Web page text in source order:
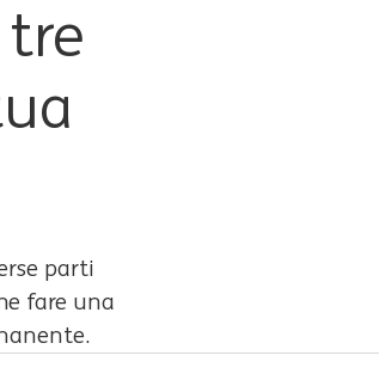
parti
fare una